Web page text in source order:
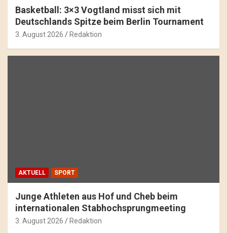
Basketball: 3×3 Vogtland misst sich mit
Deutschlands Spitze beim Berlin Tournament
3. August 2026 Redaktion
AKTUELL SPORT
Junge Athleten aus Hof und Cheb beim
internationalen Stabhochsprungmeeting
3. August 2026 Redaktion